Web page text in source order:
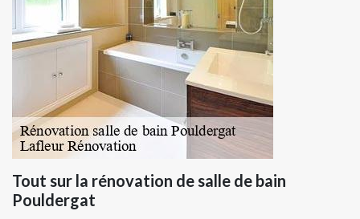
Tout sur la rénovation de salle de bain
Pouldergat